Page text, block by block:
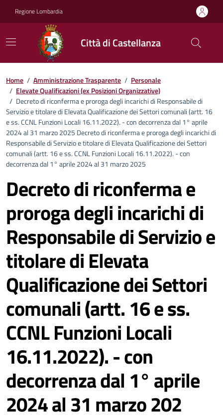
Regione Lombardia
Città di Castellanza
Home / Amministrazione Trasparente / Personale
/ Elevate Qualificazioni (ex Posizioni Organizzative)
/ Decreto di riconferma e proroga degli incarichi di Responsabile di
Servizio e titolare di Elevata Qualificazione dei Settori comunali (artt. 16
e ss. CCNL Funzioni Locali 16.11.2022). - con decorrenza dal 1° aprile
2024 al 31 marzo 2025 Decreto di riconferma e proroga degli incarichi di
Responsabile di Servizio e titolare di Elevata Qualificazione dei Settori
comunali (artt. 16 e ss. CCNL Funzioni Locali 16.11.2022). - con
decorrenza dal 1° aprile 2024 al 31 marzo 2025
Decreto di riconferma e
proroga degli incarichi di
Responsabile di Servizio e
titolare di Elevata
Qualificazione dei Settori
comunali (artt. 16 e ss.
CCNL Funzioni Locali
16.11.2022). - con
decorrenza dal 1° aprile
2024 al 31 marzo 202